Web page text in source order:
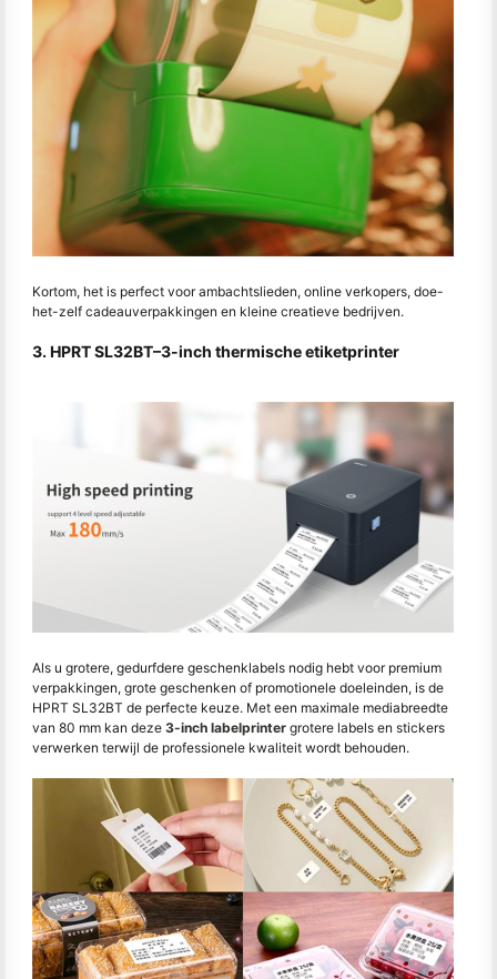
Kortom, het is perfect voor ambachtslieden, online verkopers, doe-
het-zelf cadeauverpakkingen en kleine creatieve bedrijven.
3. HPRT SL32BT–3-inch thermische etiketprinter
Als u grotere, gedurfdere geschenklabels nodig hebt voor premium
verpakkingen, grote geschenken of promotionele doeleinden, is de
HPRT SL32BT de perfecte keuze. Met een maximale mediabreedte
van 80 mm kan deze 3-inch labelprinter grotere labels en stickers
verwerken terwijl de professionele kwaliteit wordt behouden.